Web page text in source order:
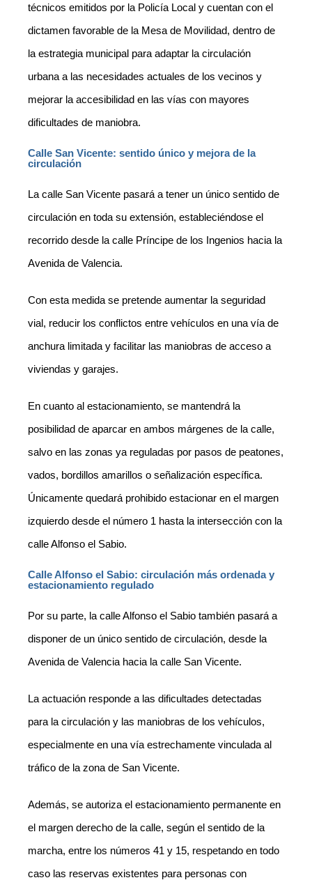
técnicos emitidos por la Policía Local y cuentan con el
dictamen favorable de la Mesa de Movilidad, dentro de
la estrategia municipal para adaptar la circulación
urbana a las necesidades actuales de los vecinos y
mejorar la accesibilidad en las vías con mayores
dificultades de maniobra.
Calle San Vicente: sentido único y mejora de la
circulación
La calle San Vicente pasará a tener un único sentido de
circulación en toda su extensión, estableciéndose el
recorrido desde la calle Príncipe de los Ingenios hacia la
Avenida de Valencia.
Con esta medida se pretende aumentar la seguridad
vial, reducir los conflictos entre vehículos en una vía de
anchura limitada y facilitar las maniobras de acceso a
viviendas y garajes.
En cuanto al estacionamiento, se mantendrá la
posibilidad de aparcar en ambos márgenes de la calle,
salvo en las zonas ya reguladas por pasos de peatones,
vados, bordillos amarillos o señalización específica.
Únicamente quedará prohibido estacionar en el margen
izquierdo desde el número 1 hasta la intersección con la
calle Alfonso el Sabio.
Calle Alfonso el Sabio: circulación más ordenada y
estacionamiento regulado
Por su parte, la calle Alfonso el Sabio también pasará a
disponer de un único sentido de circulación, desde la
Avenida de Valencia hacia la calle San Vicente.
La actuación responde a las dificultades detectadas
para la circulación y las maniobras de los vehículos,
especialmente en una vía estrechamente vinculada al
tráfico de la zona de San Vicente.
Además, se autoriza el estacionamiento permanente en
el margen derecho de la calle, según el sentido de la
marcha, entre los números 41 y 15, respetando en todo
caso las reservas existentes para personas con